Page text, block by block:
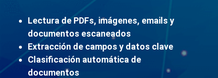
Lectura de PDFs, imágenes, emails y
documentos escaneados
Extracción de campos y datos clave
Clasificación automática de
documentos